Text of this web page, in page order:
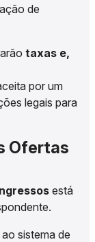
de
taxas e,
por um
legais para
Ofertas
está
sistema de